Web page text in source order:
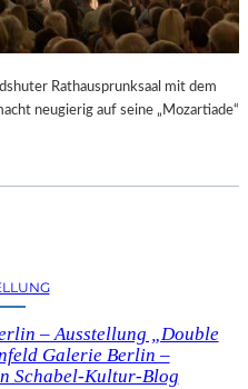
Rathausprunksaal mit dem
neugierig auf seine „Mozartiade“
– Ausstellung „Double
Galerie Berlin –
Schabel-Kultur-Blog